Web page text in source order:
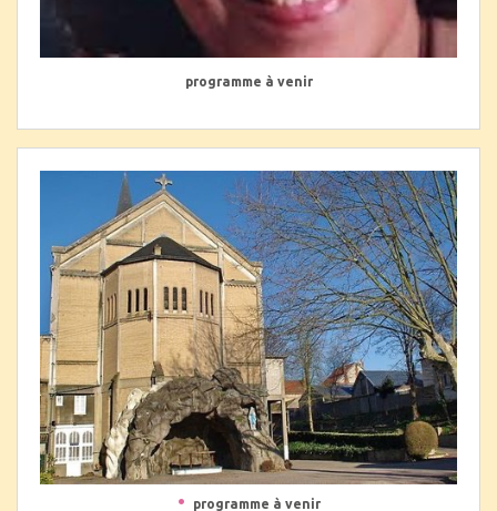
programme à venir
• programme à venir